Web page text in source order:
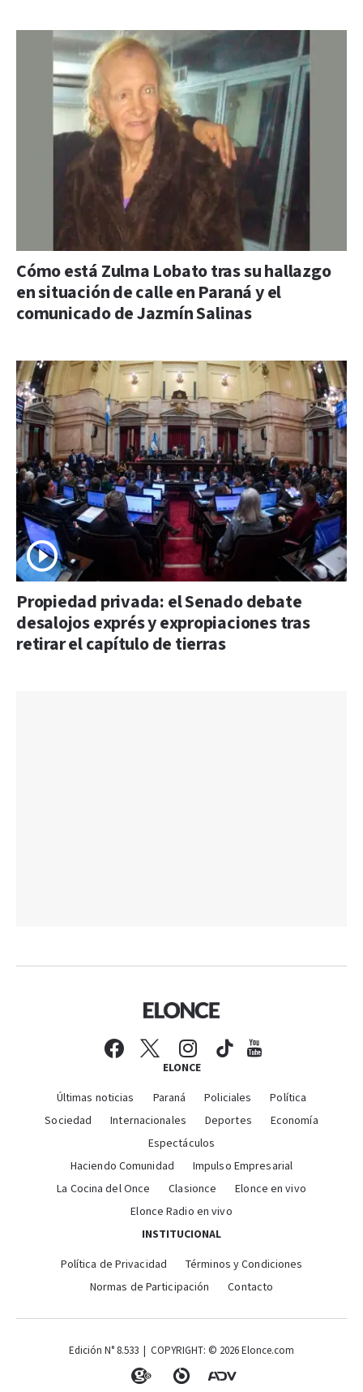
Cómo está Zulma Lobato tras su hallazgo
en situación de calle en Paraná y el
comunicado de Jazmín Salinas
Propiedad privada: el Senado debate
desalojos exprés y expropiaciones tras
retirar el capítulo de tierras
ELONCE
Últimas noticias Paraná Policiales
Política
Sociedad
Internacionales Deportes
Economía
Espectáculos
Haciendo Comunidad
Impulso Empresarial
La Cocina del Once
Clasionce
Elonce en vivo
Elonce Radio en vivo
INSTITUCIONAL
Política de Privacidad
Términos y Condiciones
Normas de Participación
Contacto
Edición N° 8.533 | COPYRIGHT: © 2026 Elonce.com